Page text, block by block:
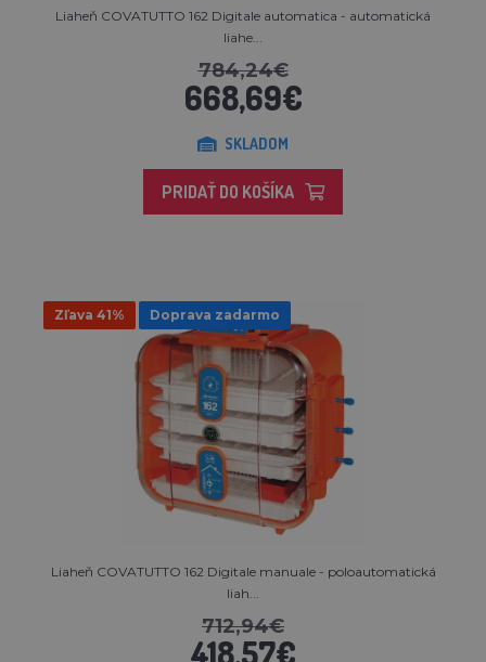
Liaheň COVATUTTO 162 Digitale automatica - automatická
liahe...
784,24€
668,69€
SKLADOM
PRIDAŤ DO KOŠÍKA
Zľava 41% Doprava zadarmo
Liaheň COVATUTTO 162 Digitale manuale - poloautomatická
liah...
712,94€
418,57€